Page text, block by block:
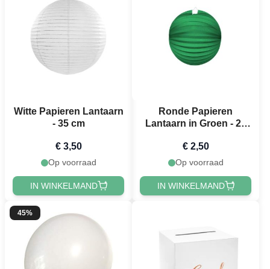
Witte Papieren Lantaarn
- 35 cm
€ 3,50
Op voorraad
IN WINKELMAND
Ronde Papieren
Lantaarn in Groen - 25
€ 2,50
Op voorraad
IN WINKELMAND
45%